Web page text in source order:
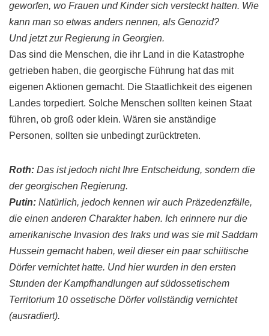
geworfen, wo Frauen und Kinder sich versteckt hatten. Wie
kann man so etwas anders nennen, als Genozid?
Und jetzt zur Regierung in Georgien.
Das sind die Menschen, die ihr Land in die Katastrophe
getrieben haben, die georgische Führung hat das mit
eigenen Aktionen gemacht. Die Staatlichkeit des eigenen
Landes torpediert. Solche Menschen sollten keinen Staat
führen, ob groß oder klein. Wären sie anständige
Personen, sollten sie unbedingt zurücktreten.
Roth: Das ist jedoch nicht Ihre Entscheidung, sondern die
dergeorgischen Regierung.
Putin: Natürlich, jedoch kennen wir auch Präzedenzfälle,
die einen anderen Charakter haben. Ich erinnere nur die
amerikanische Invasion des Iraks und was sie mitSaddam
Hussein gemacht haben, weil dieser ein paarschiitische
Dörfer vernichtet hatte. Und hier wurden in den ersten
Stunden der Kampfhandlungen aufsüdossetischem
Territorium 10 ossetische Dörfer vollständig vernichtet
(ausradiert).